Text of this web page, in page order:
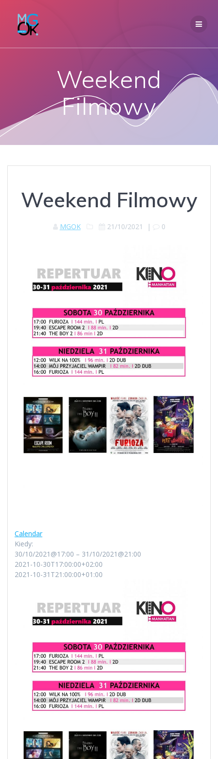
Weekend
Filmowy
Weekend Filmowy
MGOK 21/10/2021 | 0
Calendar
Kiedy:
30/10/2021@17:00 – 31/10/2021@21:00
2021-10-30T17:00:00+02:00
2021-10-31T21:00:00+01:00